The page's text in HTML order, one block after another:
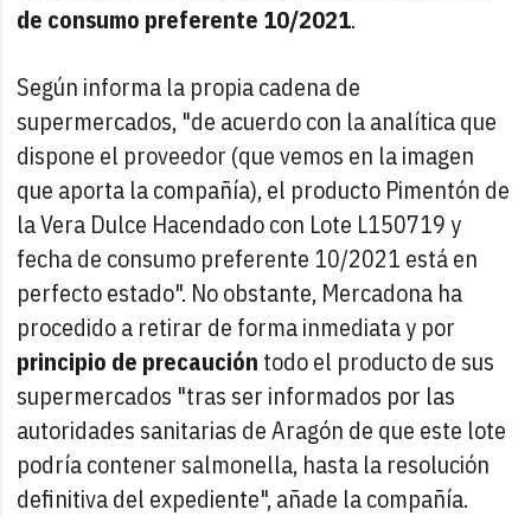
de consumo preferente 10/2021.
Según informa la propia cadena de
supermercados, "de acuerdo con la analítica que
dispone el proveedor (que vemos en la imagen
que aporta la compañía), el producto Pimentón de
la Vera Dulce Hacendado con Lote L150719 y
fecha de consumo preferente 10/2021 está en
perfecto estado". No obstante, Mercadona ha
procedido a retirar de forma inmediata y por
principio de precaución todo el producto de sus
supermercados "tras ser informados por las
autoridades sanitarias de Aragón de que este lote
podría contener salmonella, hasta la resolución
definitiva del expediente", añade la compañía.